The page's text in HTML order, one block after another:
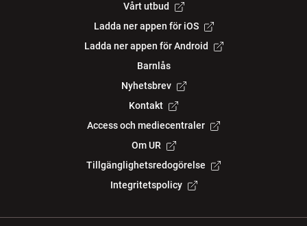
Vårt utbud
Ladda ner appen för iOS
Ladda ner appen för Android
Barnlås
Nyhetsbrev
Kontakt
Access och mediecentraler
Om UR
Tillgänglighetsredogörelse
Integritetspolicy